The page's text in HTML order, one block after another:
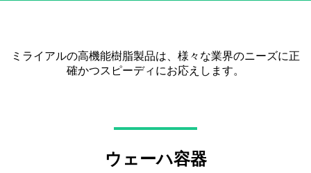
ミライアルの高機能樹脂製品は、様々な業界のニーズに正
確かつスピーディにお応えします。
ウェーハ容器